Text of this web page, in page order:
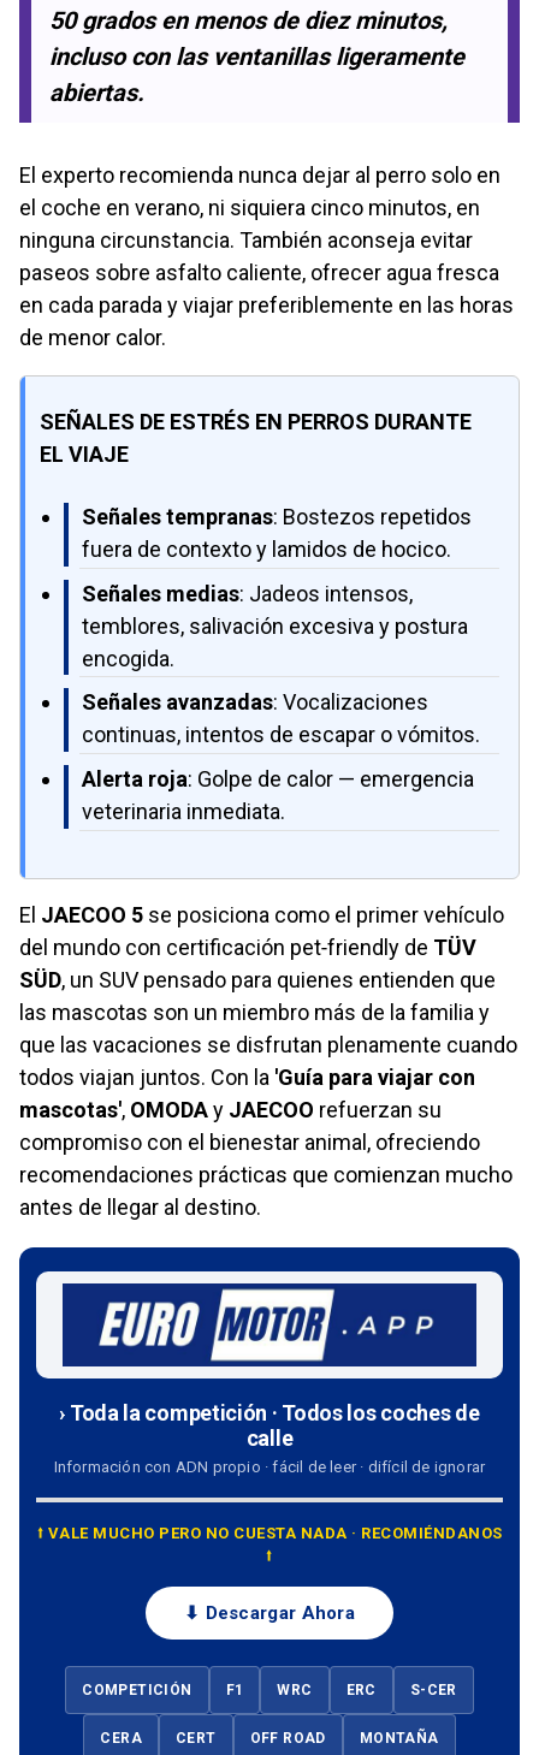
50 grados en menos de diez minutos,
incluso con las ventanillas ligeramente
abiertas.
El experto recomienda nunca dejar al perro solo en
el coche en verano, ni siquiera cinco minutos, en
ninguna circunstancia. También aconseja evitar
paseos sobre asfalto caliente, ofrecer agua fresca
en cada parada y viajar preferiblemente en las horas
de menor calor.
SEÑALES DE ESTRÉS EN PERROS DURANTE
EL VIAJE
Señales tempranas: Bostezos repetidos
fuera de contexto y lamidos de hocico.
Señales medias: Jadeos intensos,
temblores, salivación excesiva y postura
encogida.
Señales avanzadas: Vocalizaciones
continuas, intentos de escapar o vómitos.
Alerta roja: Golpe de calor — emergencia
veterinaria inmediata.
El JAECOO 5 se posiciona como el primer vehículo
del mundo con certificación pet‑friendly de TÜV
SÜD, un SUV pensado para quienes entienden que
las mascotas son un miembro más de la familia y
que las vacaciones se disfrutan plenamente cuando
todos viajan juntos. Con la 'Guía para viajar con
mascotas', OMODAy JAECOO refuerzan su
compromiso con el bienestar animal, ofreciendo
recomendaciones prácticas que comienzan mucho
antes de llegar al destino.
› Toda la competición · Todos los coches de
calle
Información con ADN propio · fácil de leer · difícil de ignorar
⭡ VALE MUCHO PERO NO CUESTA NADA · RECOMIÉNDANOS
⭡
⬇ Descargar Ahora
COMPETICIÓN F1 WRC ERC S-CER
CERA CERT OFF ROAD MONTAÑA